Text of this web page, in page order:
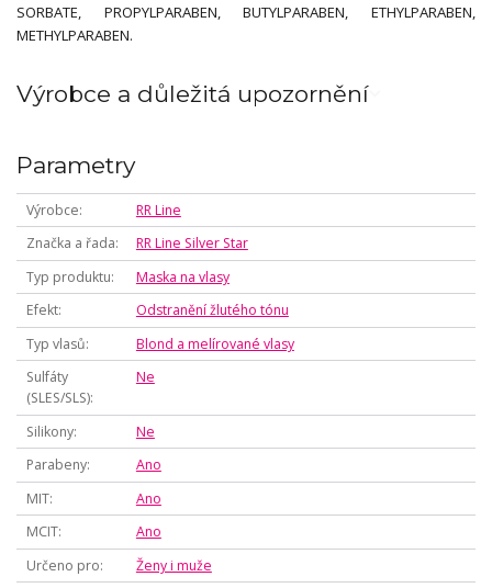
SORBATE, PROPYLPARABEN, BUTYLPARABEN, ETHYLPARABEN,
METHYLPARABEN.
Výrobce a důležitá upozornění
Parametry
Výrobce
RR Line
Značka a řada
RR Line Silver Star
Typ produktu
Maska na vlasy
Efekt
Odstranění žlutého tónu
Typ vlasů
Blond a melírované vlasy
Sulfáty
(SLES/SLS)
Ne
Silikony
Ne
Parabeny
Ano
MIT
Ano
MCIT
Ano
Určeno pro
Ženy i muže